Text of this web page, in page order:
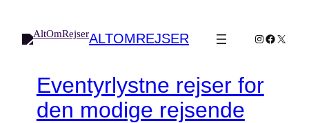
indhold
ALTOMREJSER Instagram
Facebook
X
Eventyrlystne rejser for
den modige rejsende